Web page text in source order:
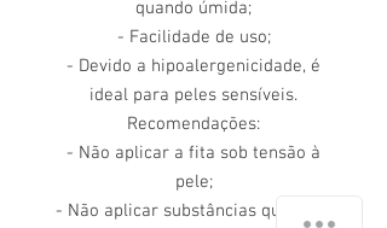
quando úmida;
- Facilidade de uso;
- Devido a hipoalergenicidade, é
ideal para peles sensíveis.
Recomendações:
- Não aplicar a fita sob tensão à
pele;
- Não aplicar substâncias químicas
How can we help you?